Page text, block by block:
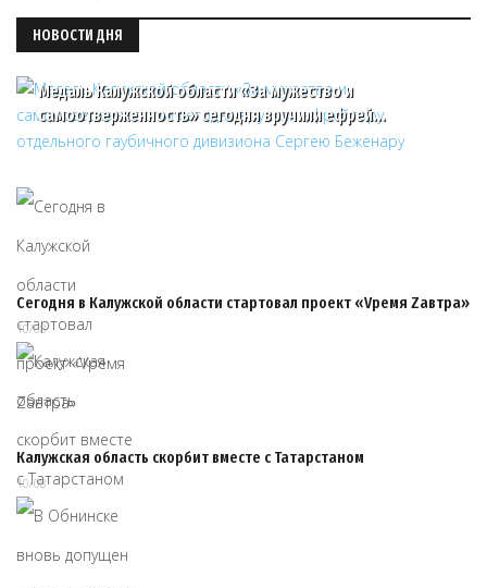
НОВОСТИ ДНЯ
Медаль Калужской области «За мужество и
самоотверженность» сегодня вручили ефрей…
Сегодня в Калужской области стартовал проект «Vремя Zавтра»
10/08
Калужская область скорбит вместе с Татарстаном
10/08